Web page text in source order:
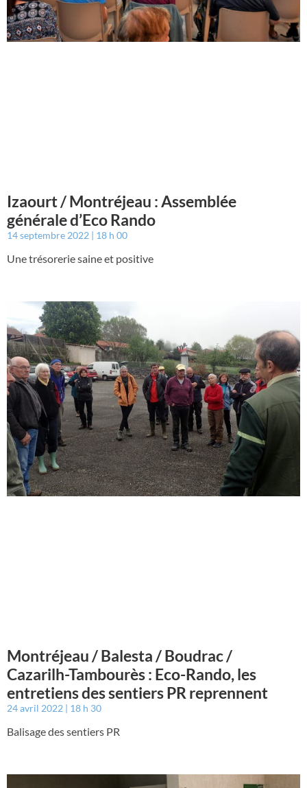
Izaourt / Montréjeau : Assemblée
générale d’Eco Rando
14 septembre 2022 18 h 00
Une trésorerie saine et positive
Montréjeau / Balesta / Boudrac /
Cazarilh-Tambourès : Eco-Rando, les
entretiens des sentiers PR reprennent
24 avril 2022 18 h 30
Balisage des sentiers PR